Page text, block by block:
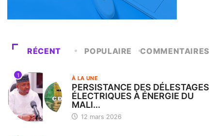
RÉCENT POPULAIRE COMMENTAIRES
1 À LA UNE
PERSISTANCE DES DÉLESTAGES
ÉLECTRIQUES À ÉNERGIE DU
MALI...
12 mars 2026